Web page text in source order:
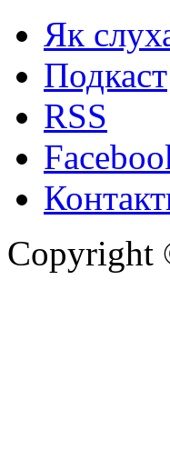
Як
Подкаст
RSS
Copyright